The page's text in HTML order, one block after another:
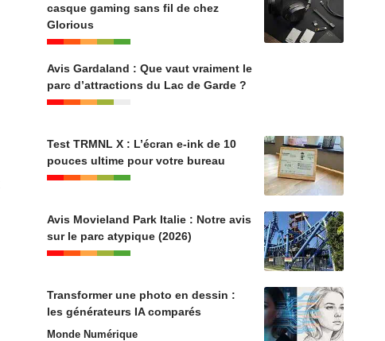
casque gaming sans fil de chez
Glorious
Avis Gardaland : Que vaut vraiment le
parc d’attractions du Lac de Garde ?
Test TRMNL X : L’écran e-ink de 10
pouces ultime pour votre bureau
Avis Movieland Park Italie : Notre avis
sur le parc atypique (2026)
Transformer une photo en dessin :
les générateurs IA comparés
Monde Numérique